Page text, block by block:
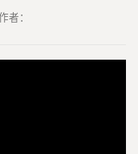
者：